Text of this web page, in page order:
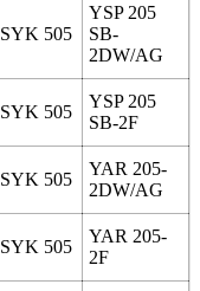
SYK 505
YSP 205
SB-
2DW/AG
SYK 505
YSP 205
SB-2F
SYK 505
YAR 205-
2DW/AG
SYK 505
YAR 205-
2F